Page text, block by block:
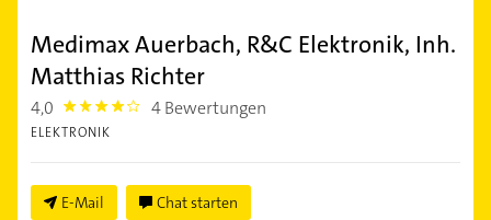
Medimax Auerbach, R&C Elektronik, Inh.
Matthias Richter
4,0 4.0 4 Bewertungen
ELEKTRONIK
E-Mail Chat starten